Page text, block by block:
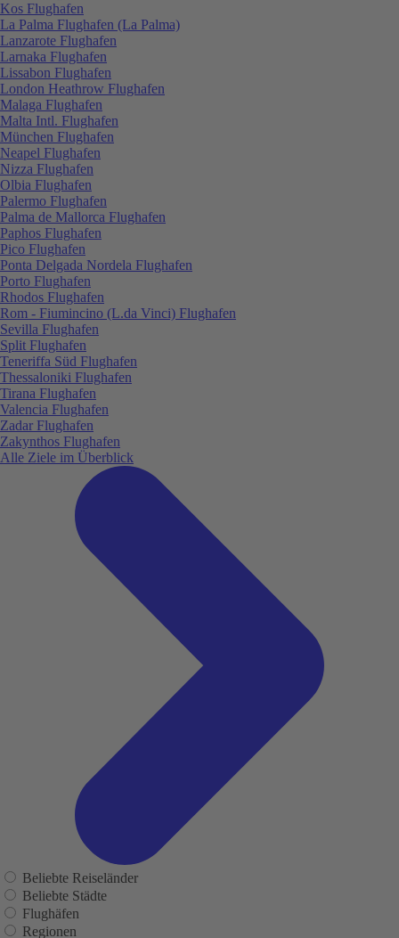
Kos Flughafen
La Palma Flughafen (La Palma)
Lanzarote Flughafen
Larnaka Flughafen
Lissabon Flughafen
London Heathrow Flughafen
Malaga Flughafen
Malta Intl. Flughafen
München Flughafen
Neapel Flughafen
Nizza Flughafen
Olbia Flughafen
Palermo Flughafen
Palma de Mallorca Flughafen
Paphos Flughafen
Pico Flughafen
Ponta Delgada Nordela Flughafen
Porto Flughafen
Rhodos Flughafen
Rom - Fiumincino (L.da Vinci) Flughafen
Sevilla Flughafen
Split Flughafen
Teneriffa Süd Flughafen
Thessaloniki Flughafen
Tirana Flughafen
Valencia Flughafen
Zadar Flughafen
Zakynthos Flughafen
Alle Ziele im Überblick
Beliebte Reiseländer
Beliebte Städte
Flughäfen
Regionen